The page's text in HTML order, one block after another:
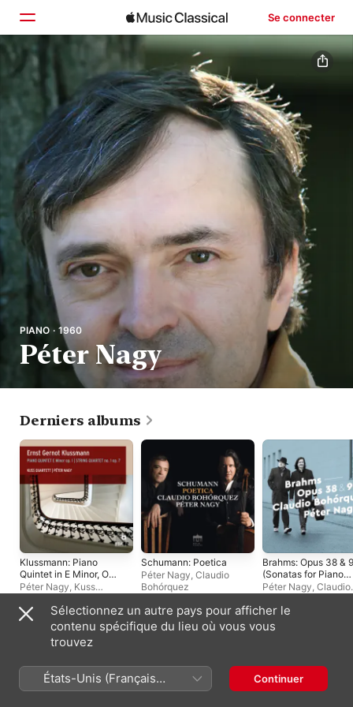
Se connecter
Accueil
Parcourir
Rechercher
PIANO · 1960
Péter Nagy
Derniers albums
Klussmann: Piano
Quintet in E Minor, Op.
1 & String Quartet No.
Péter Nagy, Kuss
Schumann: Poetica
Péter Nagy, Claudio
Bohórquez
Brahms: Opus 38 &
(Sonatas for Piano
and Cello)
Péter Nagy, Claudio
Albums live
Sélectionnez un autre pays pour afficher le
contenu spécifique du lieu où vous vous
trouvez
États-Unis (Français
France)
Continuer